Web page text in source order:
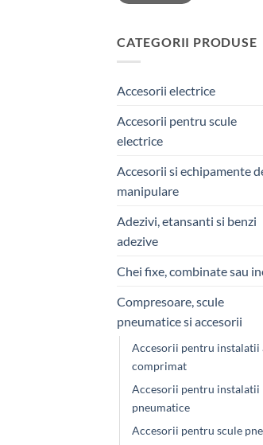
CATEGORII PRODUSE
Accesorii electrice
Accesorii pentru scule
electrice
Accesorii si echipamente
manipulare
Adezivi, etansanti si benzi
adezive
Chei fixe, combinate sau
Compresoare, scule
pneumatice si accesorii
Accesorii pentru instalatii
comprimat
Accesorii pentru instalatii
pneumatice
Accesorii pentru scule